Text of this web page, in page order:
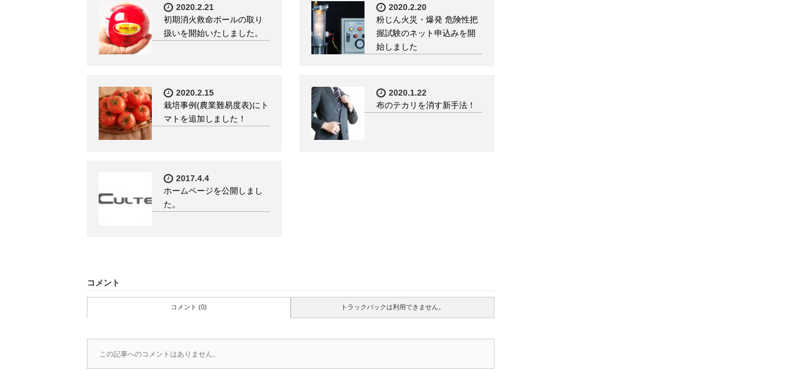
2020.2.21
初期消火救命ボールの取り
扱いを開始いたしました。
2020.2.20
粉じん火災・爆発 危険性把
握試験のネット申込みを開
始しました
2020.2.15
栽培事例(農業難易度表)にト
マトを追加しました！
2020.1.22
布のテカリを消す新手法！
2017.4.4
ホームページを公開しまし
た。
コメント
コメント (0) トラックバックは利用できません。
この記事へのコメントはありません。